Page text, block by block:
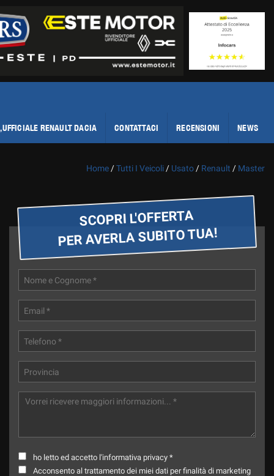
RENAULT DACIA CONTATTACI RECENSIONI NEWS
Home /Tutti I Veicoli / Usato / Renault / Master
SCOPRI L'OFFERTA
PER AVERLA SUBITO TUA!
ho letto ed accetto l'informativa privacy *
Acconsento al trattamento dei miei dati per finalità di marketing